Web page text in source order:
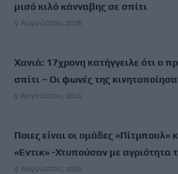
μισό κιλό κάνναβης σε σπίτι
9 Αυγούστου, 2026
Χανιά: 17χρονη κατήγγειλε ότι ο
σπίτι – Οι φωνές της
9 Αυγούστου, 2026
Ποιες είναι οι ομάδες «Πίτμπουλ»
«Εντικ» -Χτυπούσαν με αγριότητα
9 Αυγούστου, 2026